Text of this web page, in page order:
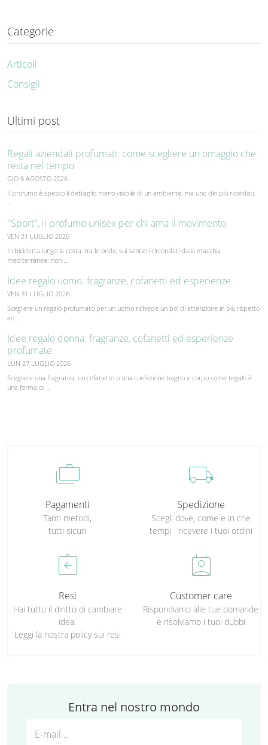
Categorie
Articoli
Consigli
Ultimi post
Regali aziendali profumati: come scegliere un omaggio che
resta nel tempo
GIO 6 AGOSTO 2026
Il profumo è spesso il dettaglio meno visibile di un ambiente, ma uno dei più ricordati.
"Sport", il profumo unisex per chi ama il movimento
VEN 31 LUGLIO 2026
In bicicletta lungo la costa, tra le onde, sui sentieri circondati dalla macchia
mediterranea: non …
Idee regalo uomo: fragranze, cofanetti ed esperienze
VEN 31 LUGLIO 2026
Scegliere un regalo profumato per un uomo richiede un po’ di attenzione in più rispetto
ad …
Idee regalo donna: fragranze, cofanetti ed esperienze
profumate
LUN 27 LUGLIO 2026
Scegliere una fragranza, un cofanetto o una confezione bagno e corpo come regalo è
una forma di …
cases
Pagamenti
Tanti metodi,
tutti sicuri
local_shipping
Spedizione
Scegli dove, come e in che
tempi ricevere i tuoi ordini
assignment_return
Resi
Hai tutto il diritto di cambiare
idea.
Leggi la nostra policy sui resi
perm_contact_calendar
Customer care
Rispondiamo alle tue domande
e risolviamo i tuoi dubbi
Entra nel nostro mondo